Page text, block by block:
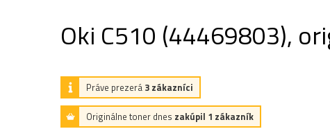
Oki C510 (44469803),
Práve prezerá 3 zákazníci
Originálne toner dnes zakúpil 1 zákazník